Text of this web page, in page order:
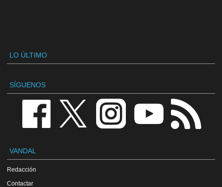
LO ÚLTIMO
SÍGUENOS
VANDAL
Redacción
Contactar